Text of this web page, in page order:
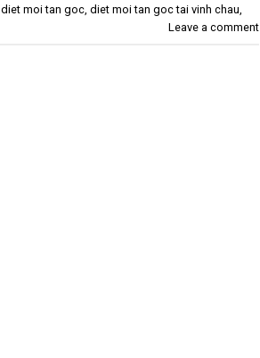
diet moi tan goc, diet moi tan goc tai vinh chau,
Leave a comment